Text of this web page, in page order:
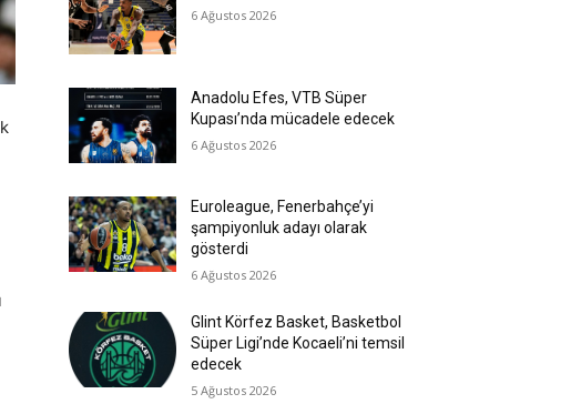
6 Ağustos 2026
Anadolu Efes, VTB Süper
Kupası’nda mücadele edecek
6 Ağustos 2026
Euroleague, Fenerbahçe’yi
şampiyonluk adayı olarak
gösterdi
6 Ağustos 2026
Glint Körfez Basket, Basketbol
Süper Ligi’nde Kocaeli’ni temsil
edecek
5 Ağustos 2026